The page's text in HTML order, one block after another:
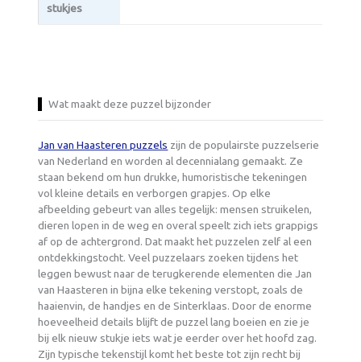
stukjes
Wat maakt deze puzzel bijzonder
Jan van Haasteren puzzels zijn de populairste puzzelserie
van Nederland en worden al decennialang gemaakt. Ze
staan bekend om hun drukke, humoristische tekeningen
vol kleine details en verborgen grapjes. Op elke
afbeelding gebeurt van alles tegelijk: mensen struikelen,
dieren lopen in de weg en overal speelt zich iets grappigs
af op de achtergrond. Dat maakt het puzzelen zelf al een
ontdekkingstocht. Veel puzzelaars zoeken tijdens het
leggen bewust naar de terugkerende elementen die Jan
van Haasteren in bijna elke tekening verstopt, zoals de
haaienvin, de handjes en de Sinterklaas. Door de enorme
hoeveelheid details blijft de puzzel lang boeien en zie je
bij elk nieuw stukje iets wat je eerder over het hoofd zag.
Zijn typische tekenstijl komt het beste tot zijn recht bij